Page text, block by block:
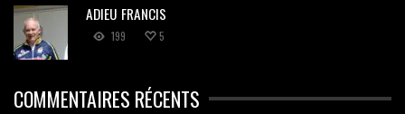
ADIEU FRANCIS
199 5
COMMENTAIRES RÉCENTS